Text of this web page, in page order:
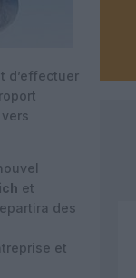
d’effectuer
et
des
et